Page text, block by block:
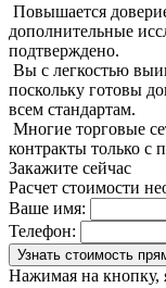
Повышается
дополнительные
подтверждено.
Вы с легкостью
поскольку готовы
всем стандартам.
Многие торговые
контракты только с
Закажите сейчас
Расчет стоимости
Ваше имя:
Телефон:
Нажимая на кнопку,